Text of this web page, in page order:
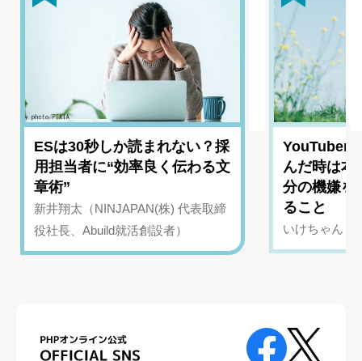
ESは30秒しか読まれない？採
用担当者に“効率良く伝わる文
章術”
新井翔太（NINJAPAN(株) 代表取締
役社長、Abuild就活創設者）
YouTuber
んだ時は
分の機嫌を
ること
いけちゃん（